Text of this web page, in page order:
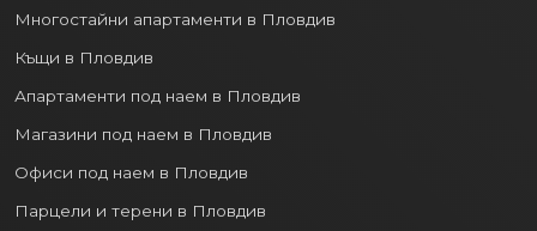
Многостайни апартаменти в Пловдив
Къщи в Пловдив
Апартаменти под наем в Пловдив
Магазини под наем в Пловдив
Офиси под наем в Пловдив
Парцели и терени в Пловдив